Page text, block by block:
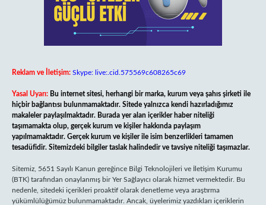
Reklam ve İletişim: Skype: live:.cid.575569c608265c69
Yasal Uyarı: Bu internet sitesi, herhangi bir marka, kurum veya şahıs şirketi ile
hiçbir bağlantısı bulunmamaktadır. Sitede yalnızca kendi hazırladığımız
makaleler paylaşılmaktadır. Burada yer alan içerikler haber niteliği
taşımamakta olup, gerçek kurum ve kişiler hakkında paylaşım
yapılmamaktadır. Gerçek kurum ve kişiler ile isim benzerlikleri tamamen
tesadüfidir. Sitemizdeki bilgiler taslak halindedir ve tavsiye niteliği taşımazlar.
Sitemiz, 5651 Sayılı Kanun gereğince Bilgi Teknolojileri ve İletişim Kurumu
(BTK) tarafından onaylanmış bir Yer Sağlayıcı olarak hizmet vermektedir. Bu
nedenle, sitedeki içerikleri proaktif olarak denetleme veya araştırma
yükümlülüğümüz bulunmamaktadır. Ancak, üyelerimiz yazdıkları içeriklerin